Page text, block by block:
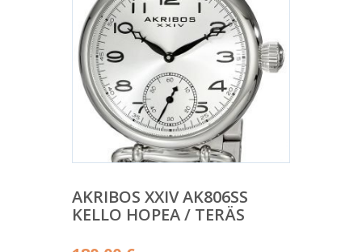
AKRIBOS XXIV AK806SS
KELLO HOPEA / TERÄS